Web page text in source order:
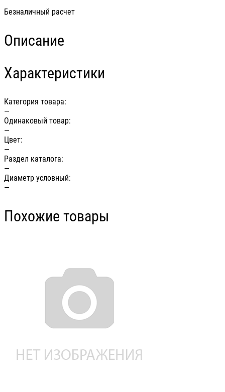
Безналичный расчет
Описание
Характеристики
Категория товара:
—
Одинаковый товар:
—
Цвет:
—
Раздел каталога:
—
Диаметр условный:
—
Похожие товары